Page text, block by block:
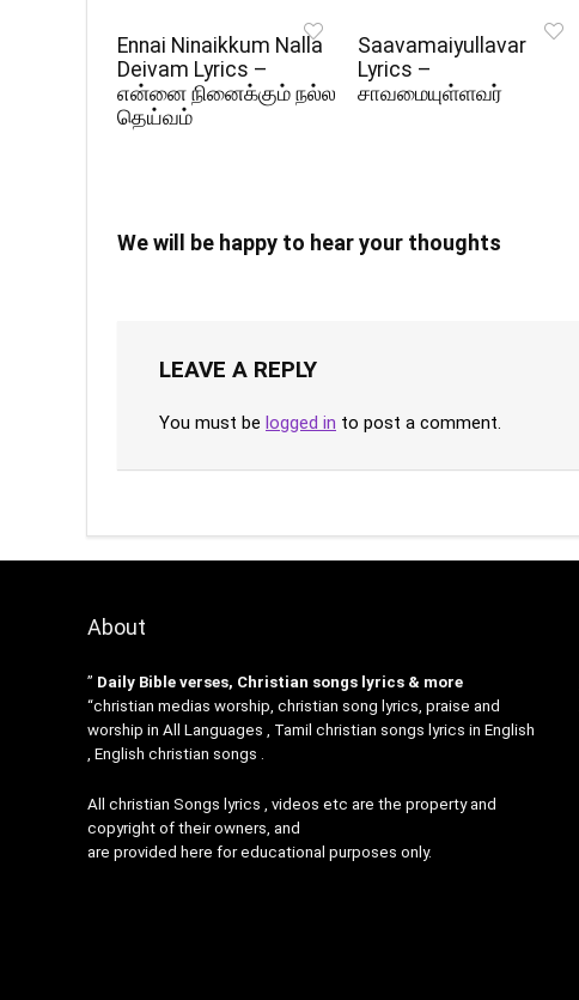
Ennai Ninaikkum Nalla
Deivam Lyrics –
என்னை நினைக்கும் நல்ல
தெய்வம்
Saavamaiyullavar
Lyrics –
சாவமையுள்ளவர்
We will be happy to hear your thoughts
LEAVE A REPLY
You must be logged in to post a comment.
About
” Daily Bible verses, Christian songs lyrics & more
“christian medias worship, christian song lyrics, praise and
worship in All Languages , Tamil christian songs lyrics in English
, English christian songs .
All christian Songs lyrics , videos etc are the property and
copyright of their owners, and
are provided here for educational purposes only.